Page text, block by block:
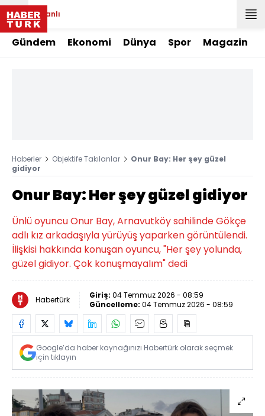
Canlı
Gündem Ekonomi Dünya Spor Magazin
Haberler Objektife Takılanlar
Onur Bay: Her şey güzel
gidiyor
Onur Bay: Her şey güzel gidiyor
Ünlü oyuncu Onur Bay, Arnavutköy sahilinde Gökçe
adlı kız arkadaşıyla yürüyüş yaparken görüntülendi.
İlişkisi hakkında konuşan oyuncu, "Her şey yolunda,
güzel gidiyor. Çok konuşmayalım" dedi
Habertürk Giriş: 04 Temmuz 2026 - 08:59
Güncelleme: 04 Temmuz 2026 - 08:59
Google’da haber kaynağınızı Habertürk olarak seçmek
için tıklayın